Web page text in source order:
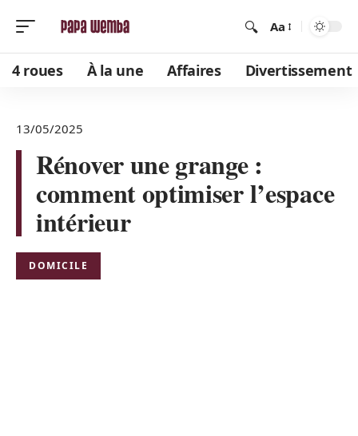
Aa
4 roues À la une Affaires Divertissement
13/05/2025
Rénover une grange :
comment optimiser l’espace
intérieur
DOMICILE